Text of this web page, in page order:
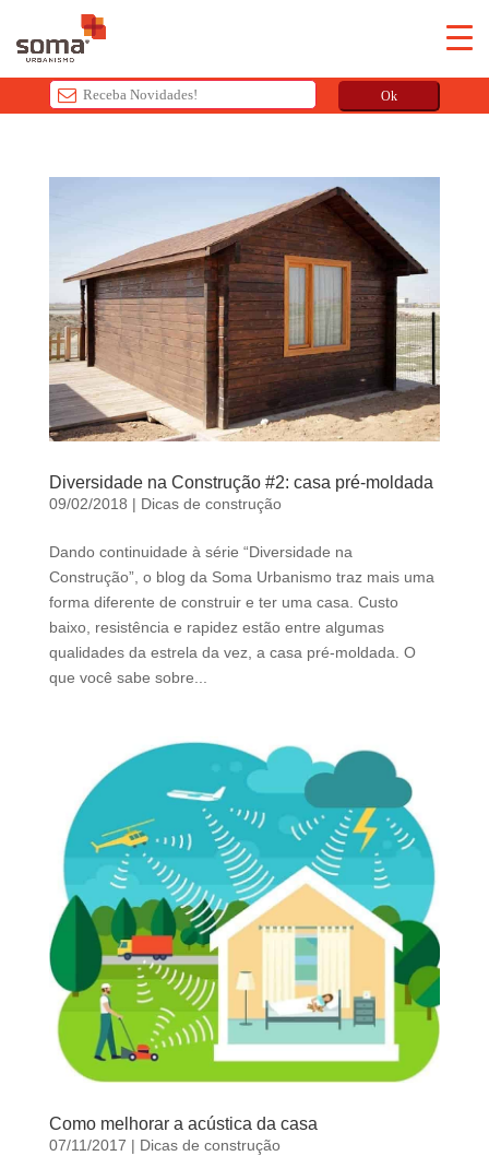
Ok
l
d
s
h
o
l
d
e
l
e
f
t
b
Diversidade na Construção #2: casa pré-moldada
09/02/2018 | Dicas de construção
Dando continuidade à série “Diversidade na
Construção”, o blog da Soma Urbanismo traz mais uma
forma diferente de construir e ter uma casa. Custo
baixo, resistência e rapidez estão entre algumas
qualidades da estrela da vez, a casa pré-moldada. O
que você sabe sobre...
Como melhorar a acústica da casa
07/11/2017 | Dicas de construção